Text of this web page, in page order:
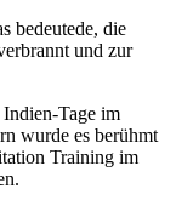
bedeutede, die
und zur
Tage im
wurde es berühmt
Training im